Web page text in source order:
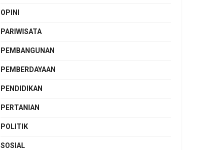
OPINI
PARIWISATA
PEMBANGUNAN
PEMBERDAYAAN
PENDIDIKAN
PERTANIAN
POLITIK
SOSIAL